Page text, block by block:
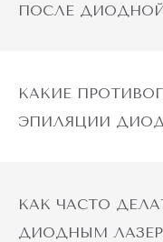
ПОСЛЕ
КАКИЕ
ЭПИЛЯЦИИ
КАК ЧАСТО
ДИОДНЫМ